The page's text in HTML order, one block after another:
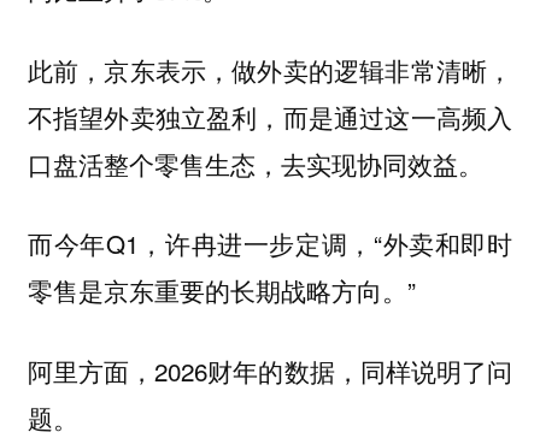
此前，京东表示，做外卖的逻辑非常清晰，
不指望外卖独立盈利，而是通过这一高频入
口盘活整个零售生态，去实现协同效益。
而今年Q1，许冉进一步定调，“外卖和即时
零售是京东重要的长期战略方向。”
阿里方面，2026财年的数据，同样说明了问
题。